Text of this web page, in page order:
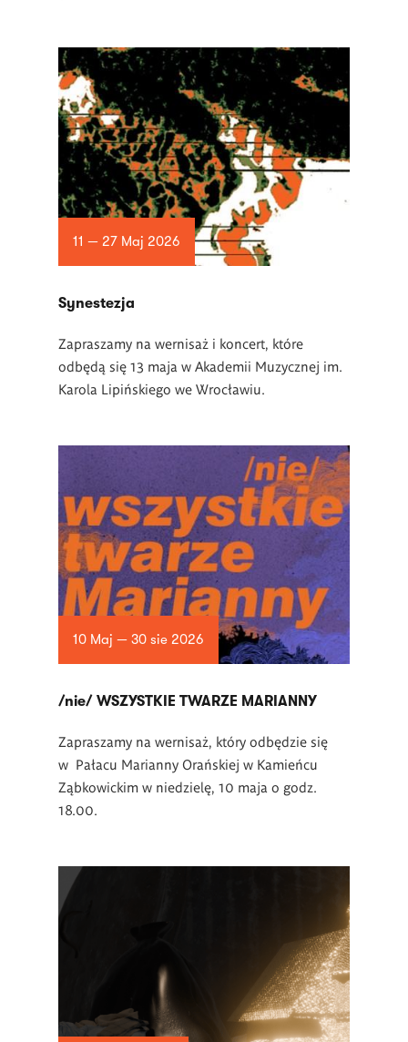
11 — 27 Maj 2026
Synestezja
Zapraszamy na wernisaż i koncert, które
odbędą się 13 maja w Akademii Muzycznej im.
Karola Lipińskiego we Wrocławiu.
10 Maj — 30 sie 2026
/nie/ WSZYSTKIE TWARZE MARIANNY
Zapraszamy na wernisaż, który odbędzie się
w Pałacu Marianny Orańskiej w Kamieńcu
Ząbkowickim w niedzielę, 10 maja o godz.
18.00.